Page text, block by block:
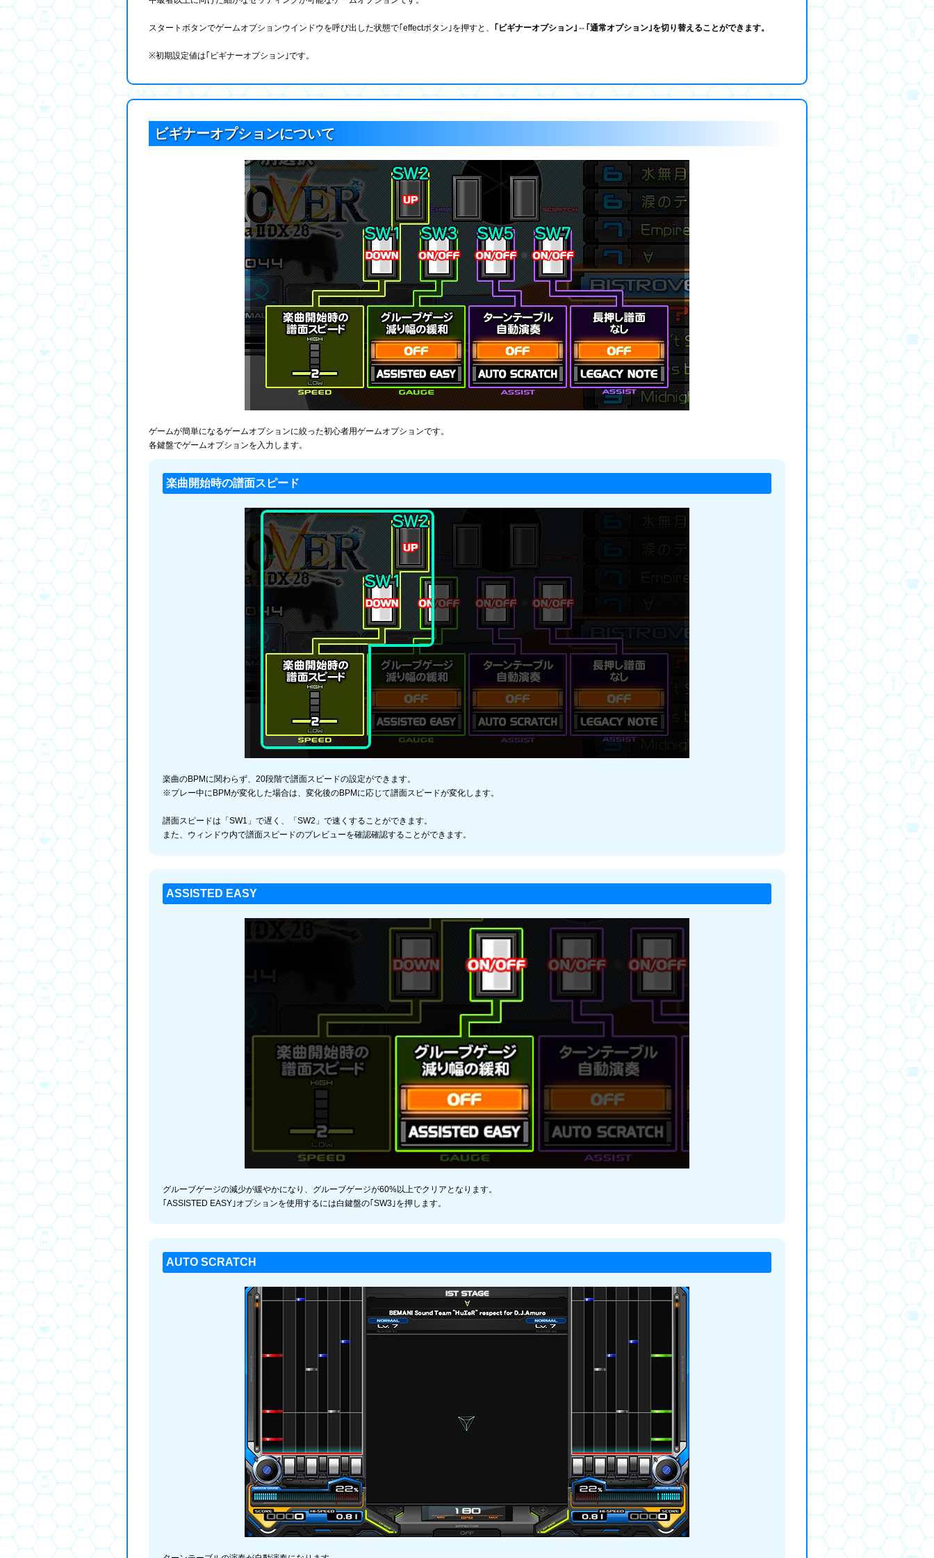
スタートボタンでゲームオプションウインドウを呼び出した状態で｢effectボタン｣を押すと、 ｢ビギナーオプション｣⇔｢通常オプション｣を切り替えることができます。
※初期設定値は｢ビギナーオプション｣です。
ビギナーオプションについて
ゲームが簡単になるゲームオプションに絞った初心者用ゲームオプションです。
各鍵盤でゲームオプションを入力します。
楽曲開始時の譜面スピード
楽曲のBPMに関わらず、20段階で譜面スピードの設定ができます。
※プレー中にBPMが変化した場合は、変化後のBPMに応じて譜面スピードが変化します。
譜面スピードは「SW1」で遅く、「SW2」で速くすることができます。
また、ウィンドウ内で譜面スピードのプレビューを確認確認することができます。
ASSISTED EASY
グルーブゲージの減少が緩やかになり、グルーブゲージが60%以上でクリアとなります。
｢ASSISTED EASY｣オプションを使用するには白鍵盤の｢SW3｣を押します。
AUTO SCRATCH